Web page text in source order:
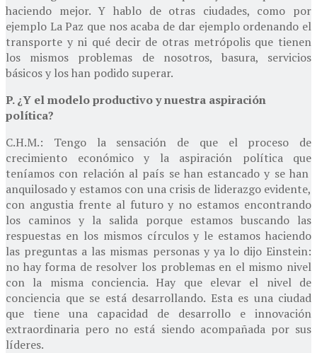
haciendo mejor. Y hablo de otras ciudades, como por
ejemplo La Paz que nos acaba de dar ejemplo ordenando el
transporte y ni qué decir de otras metrópolis que tienen
los mismos problemas de nosotros, basura, servicios
básicos y los han podido superar.
P. ¿Y el modelo productivo y nuestra aspiración
política?
C.H.M.: Tengo la sensación de que el proceso de
crecimiento económico y la aspiración política que
teníamos con relación al país se han estancado y se han
anquilosado y estamos con una crisis de liderazgo evidente,
con angustia frente al futuro y no estamos encontrando
los caminos y la salida porque estamos buscando las
respuestas en los mismos círculos y le estamos haciendo
las preguntas a las mismas personas y ya lo dijo Einstein:
no hay forma de resolver los problemas en el mismo nivel
con la misma conciencia. Hay que elevar el nivel de
conciencia que se está desarrollando. Esta es una ciudad
que tiene una capacidad de desarrollo e innovación
extraordinaria pero no está siendo acompañada por sus
líderes.